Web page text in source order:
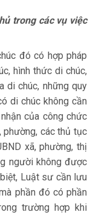
trong các vụ việc
đó có hợp pháp
hình thức di chúc,
di chúc, những quy
di chúc không cần
của công chức
phường, các thủ tục
xã, phường, thị
người không được
Luật sư cần lưu
phần đó có phần
trường hợp khi